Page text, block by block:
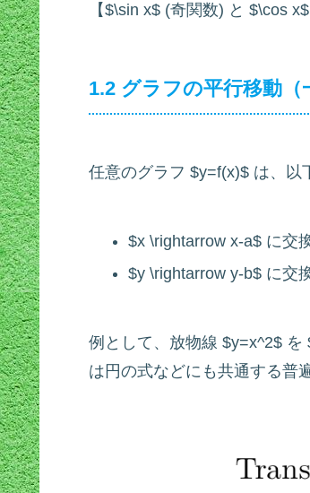
【$\sin x$ (奇関数) と $\cos
1.2 グラフの平行移動（
任意のグラフ $y=f(x)$ は、以
$x \rightarrow x-a$ に交
$y \rightarrow y-b$ に交
例として、放物線 $y=x^2$
は円の式などにも共通する普